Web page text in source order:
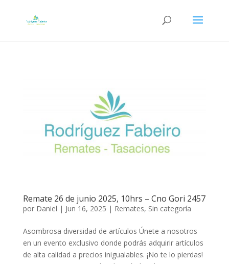
Remate 26 de junio 2025, 10hrs – Cno Gori 2457
por Daniel | Jun 16, 2025 | Remates, Sin categoría
Asombrosa diversidad de artículos Únete a nosotros
en un evento exclusivo donde podrás adquirir artículos
de alta calidad a precios inigualables. ¡No te lo pierdas!